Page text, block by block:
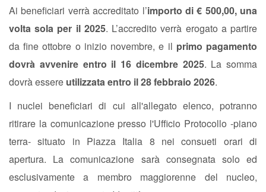
Ai beneficiari verrà accreditato l’importo di € 500,00, una
volta sola per il 2025. L’accredito verrà erogato a partire
da fine ottobre o inizio novembre, e il primo pagamento
dovrà avvenire entro il 16 dicembre 2025. La somma
dovrà essere utilizzata entro il 28 febbraio 2026.
I nuclei beneficiari di cui all'allegato elenco, potranno
ritirare la comunicazione presso l'Ufficio Protocollo -piano
terra- situato in Piazza Italia 8 nei consueti orari di
apertura. La comunicazione sarà consegnata solo ed
esclusivamente a membro maggiorenne del nucleo,